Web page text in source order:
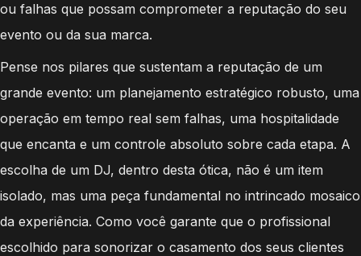
ou falhas que possam comprometer a reputação do seu
evento ou da sua marca.
Pense nos pilares que sustentam a reputação de um
grande evento: um planejamento estratégico robusto, uma
operação em tempo real sem falhas, uma hospitalidade
que encanta e um controle absoluto sobre cada etapa. A
escolha de um DJ, dentro desta ótica, não é um item
isolado, mas uma peça fundamental no intrincado mosaico
da experiência. Como você garante que o profissional
escolhido para sonorizar o casamento dos seus clientes